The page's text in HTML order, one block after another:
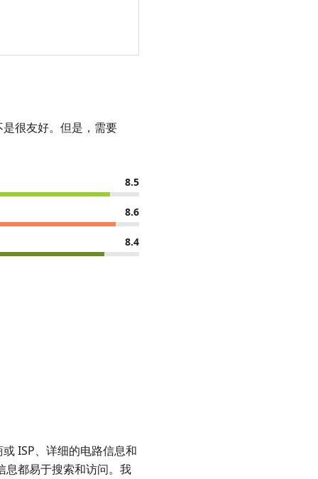
很友好。但是，需要
8.5
8.6
8.4
ISP、详细的电路信息和
息都易于搜索和访问。我